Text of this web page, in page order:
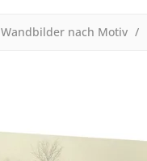
Wandbilder nach Motiv